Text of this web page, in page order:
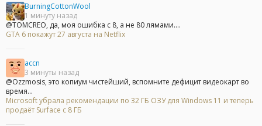
BurningCottonWool
1 минуту назад
@TOMCREO, да, моя ошибка с 8, а не 80 лямами....
GTA 6 покажут 27 августа на Netflix
accn
3 минуты назад
@Ozzmosis, это копиум чистейший, вспомните дефицит видеокарт во
время...
Microsoft убрала рекомендации по 32 ГБ ОЗУ для Windows 11 и теперь
продаёт Surface с 8 ГБ